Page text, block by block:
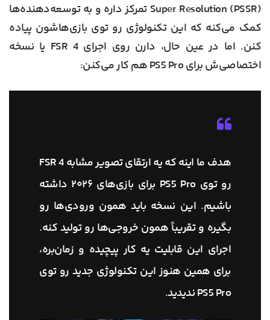
Super Resolution (PSSR) تمرکز داره و به توسعه‌دهنده‌ها
کمک می‌کنه که این تکنولوژی رو توی بازی‌هاشون پیاده
کنن. اما در عین حال، دارن روی اجرای FSR 4 یا نسخه
اختصاصی‌ش برای PS5 Pro هم کار می‌کنن:
هدف ما اینه که یه ارتقای تصویر مشابه FSR 4
رو توی PS5 Pro برای بازی‌های ۲۰۲۶ داشته
باشیم. این نسخه باید همون ورودی‌ها رو
بگیره و تقریباً همون خروجی‌ها رو تولید کنه.
اجرای این قابلیت یه کار پیچیده و زمان‌بره،
برای همین هنوز این تکنولوژی جدید رو توی
PS5 Pro ندیدید.